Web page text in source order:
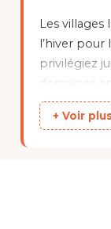
Camping
Penmarch,
Aucune
Les
l’hiver pour
privilégiez
domaines
saison.
+ Voir